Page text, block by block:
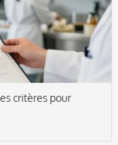
critères pour